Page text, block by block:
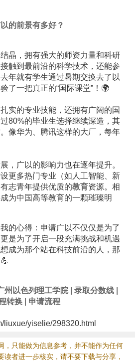
的前景有多好？
晶，拥有强大的师资力量和科研
触到最前沿的科学技术，还能参
年就有学生通过暑期交换去了以
了一把真正的“国际课堂”！🌍
实的专业技能，还拥有广阔的国
80%的毕业生选择继续深造，其
像华为、腾讯这样的大厂，每年
，广以的影响力也在逐年提升。
更多热门专业（如人工智能、新
志青年提供优质的教育资源。相
为中国高等教育的一颗璀璨明
的心得：申请广以不仅仅是为了
是为了开启一段充满挑战和机遇
成为那个站在科技前沿的人，那
州以色列理工学院| 录取分数线|
转换| 申请流程
liuxue/yiselie/298320.html
，只能做为信息参考，并不能作为任何
读者进一步核实，请不要下载与分享，